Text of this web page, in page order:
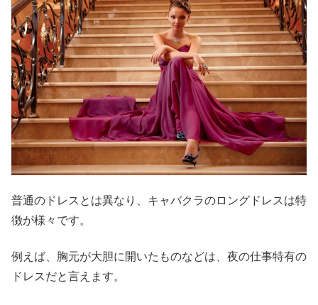
普通のドレスとは異なり、キャバクラのロングドレスは特
徴が様々です。
例えば、胸元が大胆に開いたものなどは、夜の仕事特有の
ドレスだと言えます。